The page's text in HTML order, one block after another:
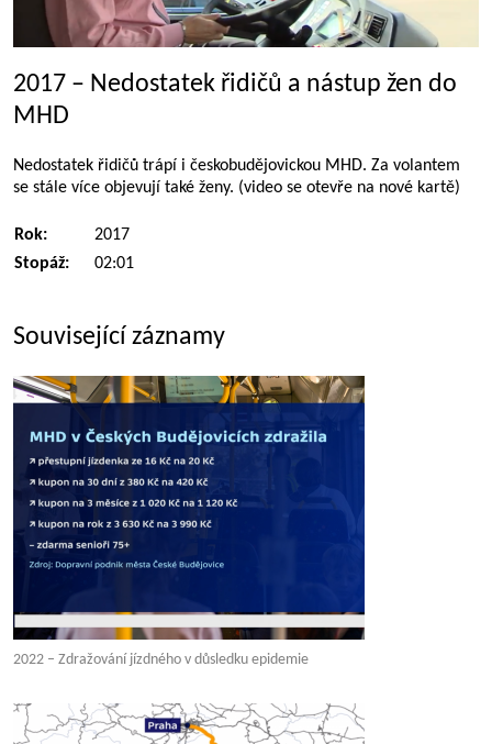
2017 – Nedostatek řidičů a nástup žen do
MHD
Nedostatek řidičů trápí i českobudějovickou MHD. Za volantem
se stále více objevují také ženy. (video se otevře na nové kartě)
Rok:
2017
Stopáž:
02:01
Související záznamy
2022 – Zdražování jízdného v důsledku epidemie